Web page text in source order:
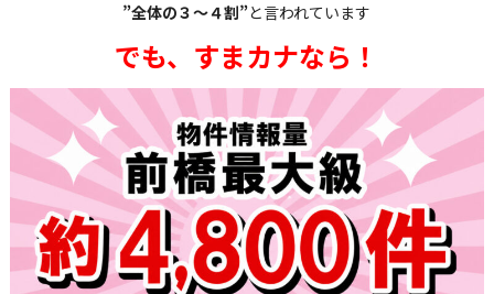
”全体の３～４割”と言われています
でも、すまカナなら！